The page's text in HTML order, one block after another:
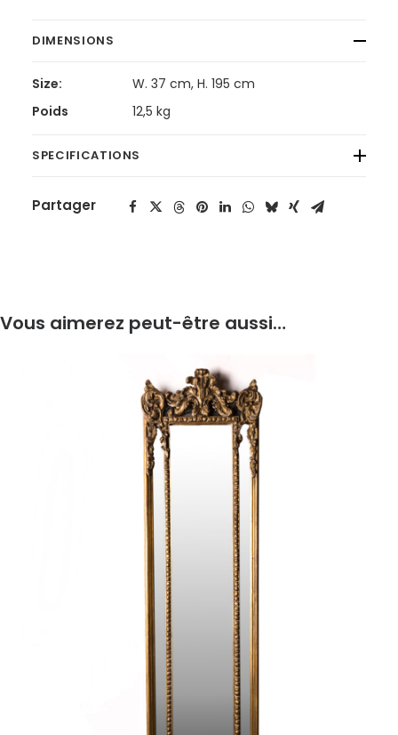
DIMENSIONS
Size:
W. 37 cm, H. 195 cm
Poids
12,5 kg
SPECIFICATIONS
Partager
Vous aimerez peut-être aussi…